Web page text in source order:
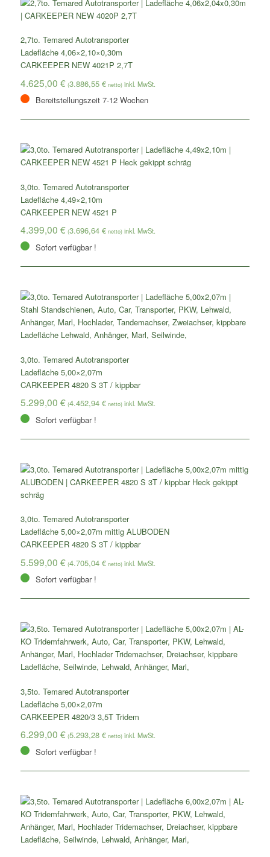
2,7to. Temared Autotransporter
Ladefläche 4,06×2,10×0,30m
CARKEEPER NEW 4021P 2,7T
4.625,00€ (3.886,55€ netto)
Bereitstellungszeit 7-12 Wochen
3,0to. Temared Autotransporter
Ladefläche 4,49×2,10m
CARKEEPER NEW 4521 P
4.399,00€ (3.696,64€ netto)
Sofort verfügbar !
3,0to. Temared Autotransporter
Ladefläche 5,00×2,07m
CARKEEPER 4820 S 3T / kippbar
5.299,00€ (4.452,94€ netto)
Sofort verfügbar !
3,0to. Temared Autotransporter
Ladefläche 5,00×2,07m mittig ALUBODEN
CARKEEPER 4820 S 3T / kippbar
5.599,00€ (4.705,04€ netto)
Sofort verfügbar !
3,5to. Temared Autotransporter
Ladefläche 5,00×2,07m
CARKEEPER 4820/3 3,5T Tridem
6.299,00€ (5.293,28€ netto)
Sofort verfügbar !